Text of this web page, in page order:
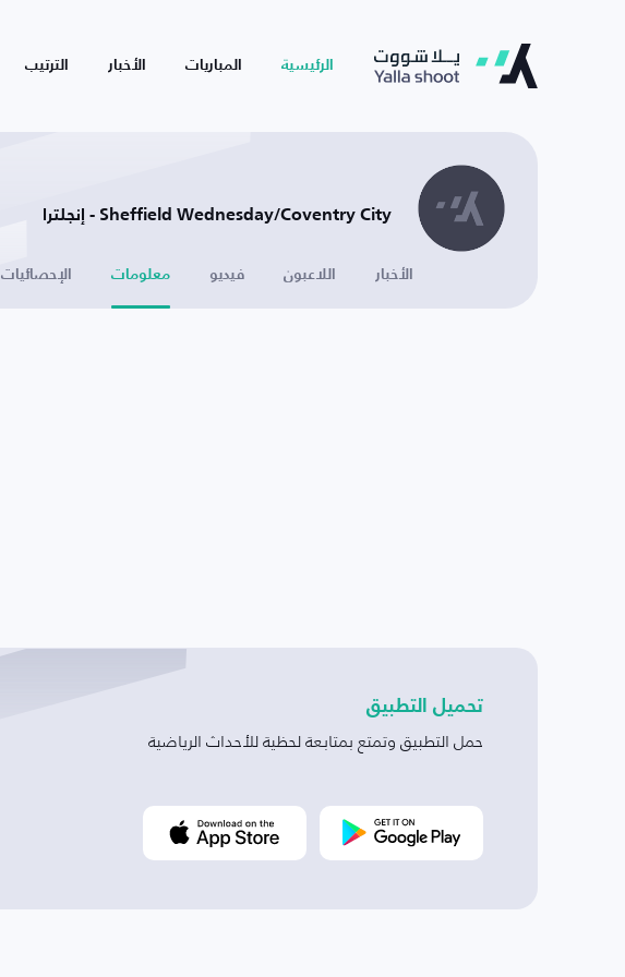
الرئيسية المباريات الأخبار الترتيب
Sheffield Wednesday/Coventry City - إنجلترا
الأخبار اللاعبون فيديو معلومات الإحصائيات
تحميل التطبيق
حمل التطبيق وتمتع بمتابعة لحظية للأحداث الرياضية